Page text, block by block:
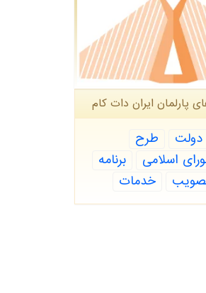
پارلمان ایران دات كام
دولت
طرح
اسلامی
برنامه
خدمات